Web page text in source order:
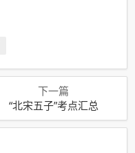
下一篇
“北宋五子”考点汇总